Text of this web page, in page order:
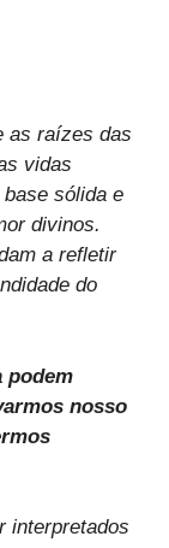
as raízes das
vidas
sólida e
divinos.
a refletir
do
podem
nosso
interpretados